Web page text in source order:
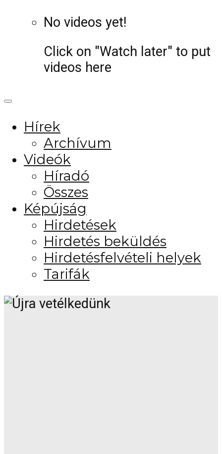
No videos yet!
Click on "Watch later" to put
videos here
Hírek
Archívum
Videók
Híradó
Összes
Képújság
Hirdetések
Hirdetés beküldés
Hirdetésfelvételi helyek
Tarifák